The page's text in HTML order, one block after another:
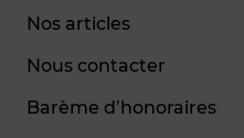
Nos articles
Nous contacter
Barème d’honoraires